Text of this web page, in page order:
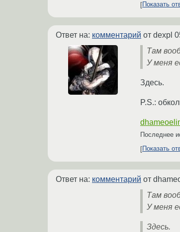
Показать
Ответ на: комментарий от dexpl
Там
У меня
Здесь.
P.S.:
Последнее
Показать
Ответ на: комментарий от
Там
У меня
Здесь.